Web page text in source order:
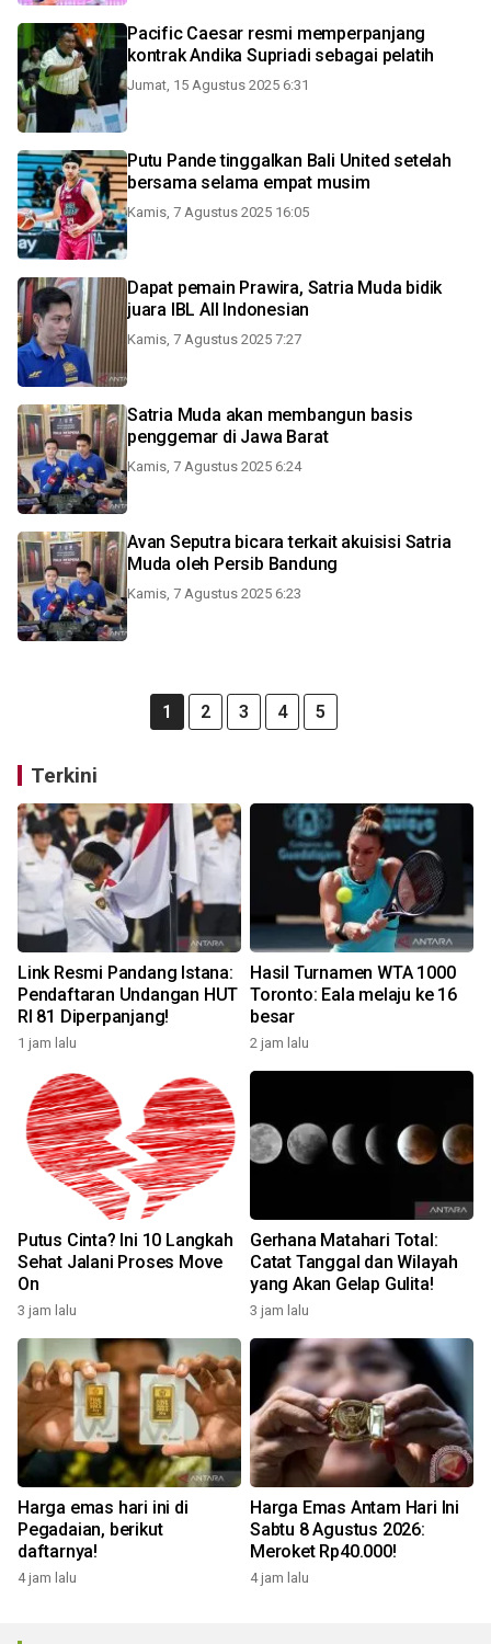
Pacific Caesar resmi memperpanjang
kontrak Andika Supriadi sebagai pelatih
Jumat, 15 Agustus 2025 6:31
Putu Pande tinggalkan Bali United setelah
bersama selama empat musim
Kamis, 7 Agustus 2025 16:05
Dapat pemain Prawira, Satria Muda bidik
juara IBL All Indonesian
Kamis, 7 Agustus 2025 7:27
Satria Muda akan membangun basis
penggemar di Jawa Barat
Kamis, 7 Agustus 2025 6:24
Avan Seputra bicara terkait akuisisi Satria
Muda oleh Persib Bandung
Kamis, 7 Agustus 2025 6:23
1 2 3 4 5
Terkini
Link Resmi Pandang Istana:
Pendaftaran Undangan HUT
RI 81 Diperpanjang!
1 jam lalu
Hasil Turnamen WTA 1000
Toronto: Eala melaju ke 16
besar
2 jam lalu
Putus Cinta? Ini 10 Langkah
Sehat Jalani Proses Move
On
3 jam lalu
Gerhana Matahari Total:
Catat Tanggal dan Wilayah
yang Akan Gelap Gulita!
3 jam lalu
Harga emas hari ini di
Pegadaian, berikut
daftarnya!
4 jam lalu
Harga Emas Antam Hari Ini
Sabtu 8 Agustus 2026:
Meroket Rp40.000!
4 jam lalu